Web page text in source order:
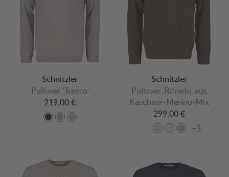
Schnitzler
Pullover 'Trento'
219,00 €
Schnitzler
Pullover 'Rifredo' aus
Kaschmir-Merino-Mix
299,00 €
+3